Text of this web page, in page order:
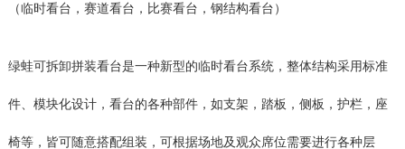
（临时看台，赛道看台，比赛看台，钢结构看台）
绿蛙可拆卸拼装看台是一种新型的临时看台系统，整体结构采用标准
件、模块化设计，看台的各种部件，如支架，踏板，侧板，护栏，座
椅等，皆可随意搭配组装，可根据场地及观众席位需要进行各种层